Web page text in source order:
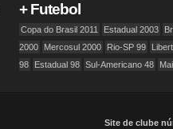
+ Futebol
Copa do Brasil 2011 Estadual 2003
2000
Mercosul 2000 Rio-SP 99
98
Estadual 98 Sul-Americano 48
Site de clube